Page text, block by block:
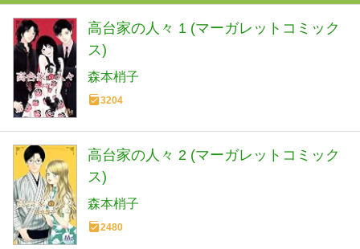
高台家の人々 1 (マーガレットコミック
ス)
森本梢子
3204
高台家の人々 2 (マーガレットコミック
ス)
森本梢子
2480